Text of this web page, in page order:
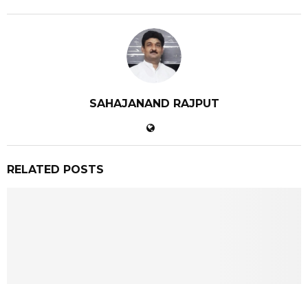
SAHAJANAND RAJPUT
RELATED POSTS